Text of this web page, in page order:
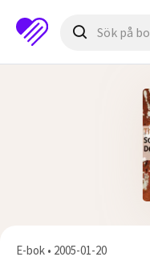
E-bok • 2005-01-20